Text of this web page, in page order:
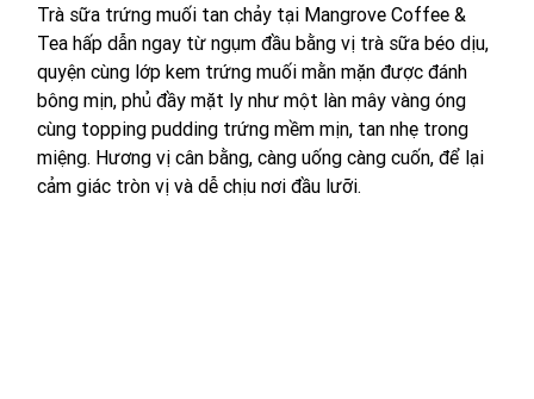
Trà sữa trứng muối tan chảy tại Mangrove Coffee &
Tea hấp dẫn ngay từ ngụm đầu bằng vị trà sữa béo dịu,
quyện cùng lớp kem trứng muối mằn mặn được đánh
bông mịn, phủ đầy mặt ly như một làn mây vàng óng
cùng topping pudding trứng mềm mịn, tan nhẹ trong
miệng. Hương vị cân bằng, càng uống càng cuốn, để lại
cảm giác tròn vị và dễ chịu nơi đầu lưỡi.